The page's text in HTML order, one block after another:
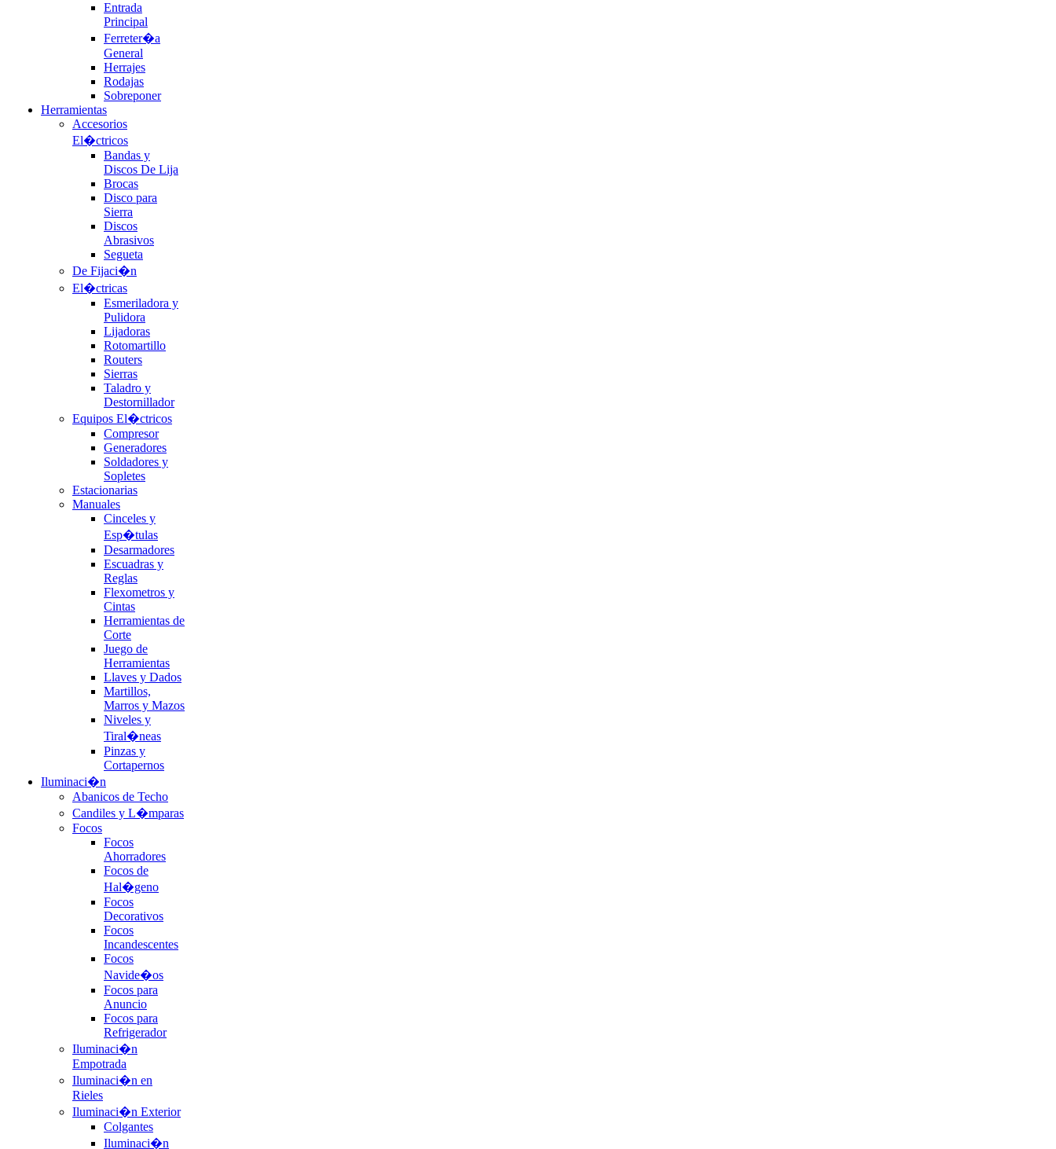
Entrada
Principal
Ferreter�a
General
Herrajes
Rodajas
Sobreponer
Herramientas
Accesorios
El�ctricos
Bandas y
Discos De Lija
Brocas
Disco para
Sierra
Discos
Abrasivos
Segueta
De Fijaci�n
El�ctricas
Esmeriladora y
Pulidora
Lijadoras
Rotomartillo
Routers
Sierras
Taladro y
Destornillador
Equipos El�ctricos
Compresor
Generadores
Soldadores y
Sopletes
Estacionarias
Manuales
Cinceles y
Esp�tulas
Desarmadores
Escuadras y
Reglas
Flexometros y
Cintas
Herramientas de
Corte
Juego de
Herramientas
Llaves y Dados
Martillos,
Marros y Mazos
Niveles y
Tiral�neas
Pinzas y
Cortapernos
Iluminaci�n
Abanicos de Techo
Candiles y L�mparas
Focos
Focos
Ahorradores
Focos de
Hal�geno
Focos
Decorativos
Focos
Incandescentes
Focos
Navide�os
Focos para
Anuncio
Focos para
Refrigerador
Iluminaci�n
Empotrada
Iluminaci�n en
Rieles
Iluminaci�n Exterior
Colgantes
Iluminaci�n